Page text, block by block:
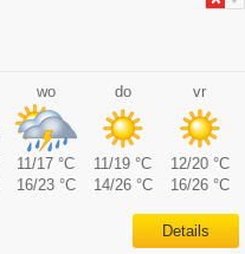
wo do vr
11/17 °C 11/19 °C
12/20 °C
16/23 °C 14/26 °C 16/26 °C
Details